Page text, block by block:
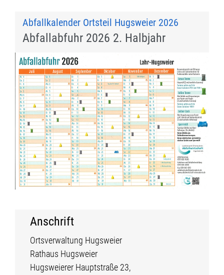
Abfallkalender Ortsteil Hugsweier 2026
Abfallabfuhr 2026 2. Halbjahr
Anschrift
Ortsverwaltung Hugsweier
Rathaus Hugsweier
Hugsweierer Hauptstraße 23,